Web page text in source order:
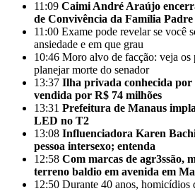
11:09 Caimi André Araújo
de Convivência da Família
11:00 Exame pode revelar se você
ansiedade e em que grau
10:46 Moro alvo de facção: veja os
planejar morte do senador
13:37 Ilha privada conhecida por
vendida por R$ 74 milhões
13:31 Prefeitura de Manaus
LED no T2
13:08 Influenciadora Karen
pessoa intersexo; entenda
12:58 Com marcas de agr3ssão,
terreno baldio em avenida em
12:50 Durante 40 anos, homicídios